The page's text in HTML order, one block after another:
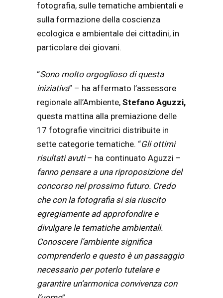
fotografia, sulle tematiche ambientali e
sulla formazione della coscienza
ecologica e ambientale dei cittadini, in
particolare dei giovani.
“Sono molto orgoglioso di questa
iniziativa” – ha affermato l’assessore
regionale all’Ambiente, Stefano Aguzzi,
questa mattina alla premiazione delle
17 fotografie vincitrici distribuite in
sette categorie tematiche. “Gli ottimi
risultati avuti– ha continuato Aguzzi –
fanno pensare a una riproposizione del
concorso nel prossimo futuro. Credo
che con la fotografia si sia riuscito
egregiamente ad approfondire e
divulgare le tematiche ambientali.
Conoscere l’ambiente significa
comprenderlo e questo è un passaggio
necessario per poterlo tutelare e
garantire un’armonica convivenza con